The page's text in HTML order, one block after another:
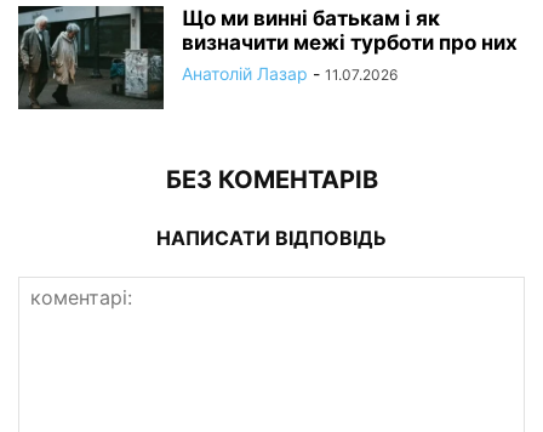
Що ми винні батькам і як
визначити межі турботи про них
Анатолій Лазар - 11.07.2026
БЕЗ КОМЕНТАРІВ
НАПИСАТИ ВІДПОВІДЬ